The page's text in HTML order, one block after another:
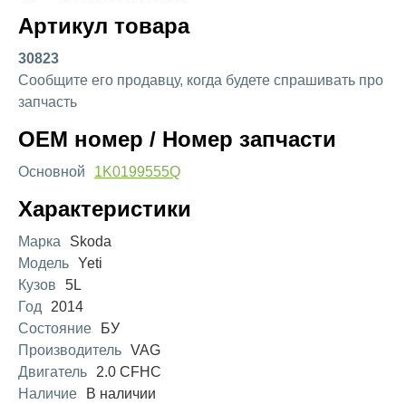
Артикул товара
30823
Сообщите его продавцу, когда будете спрашивать про
запчасть
OEM номер / Номер запчасти
Основной 1K0199555Q
Характеристики
Марка
Skoda
Модель Yeti
Кузов
5L
Год
2014
Состояние
БУ
Производитель VAG
Двигатель
2.0 CFHC
Наличие
В наличии